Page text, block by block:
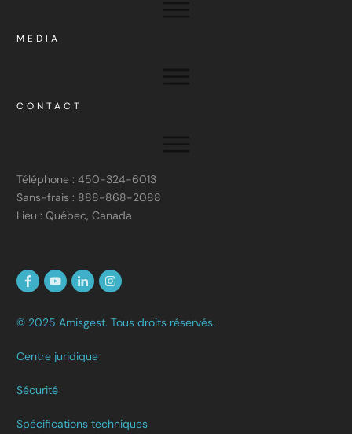
MEDIA
CONTACT
Téléphone : 450-324-6013
Sans-frais : 888-868-2088
Lieu : Québec, Canada
© 2025 Amisgest. Tous droits réservés.
Centre juridique
Sécurité
Spécifications techniques